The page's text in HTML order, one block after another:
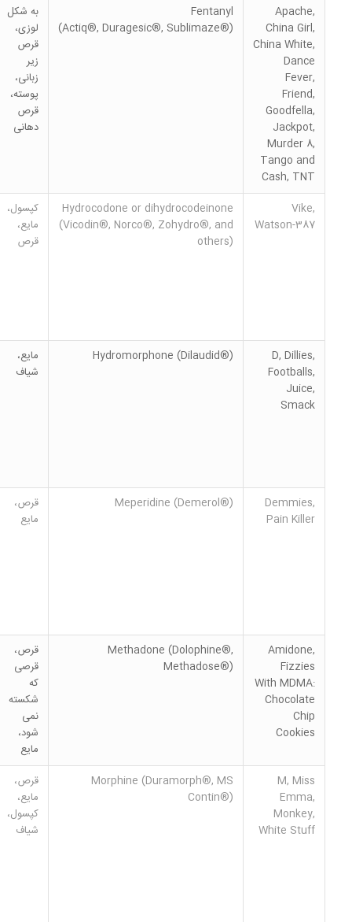
Apache,
China Girl,
China White,
Dance
Fever,
Friend,
Goodfella,
Jackpot,
Murder 8,
Tango and
Cash, TNT
Fentanyl
(Actiq®, Duragesic®, Sublimaze®)
به شکل
لوزی،
قرص
زیر
زبانی،
پوسته،
قرص
دهانی
Vike,
Watson-387
Hydrocodone or dihydrocodeinone
(Vicodin®, Norco®, Zohydro®, and
others)
کپسول،
مایع،
قرص
D, Dillies,
Footballs,
Juice,
Smack
Hydromorphone (Dilaudid®)
مایع،
شیاف
Demmies,
Pain Killer
Meperidine (Demerol®)
قرص،
مایع
Amidone,
Fizzies
With MDMA:
Chocolate
Chip
Cookies
Methadone (Dolophine®,
Methadose®)
قرص،
قرصی
که
شکسته
نمی
شود،
مایع
M, Miss
Emma,
Monkey,
White Stuff
Morphine (Duramorph®, MS
Contin®)
قرص،
مایع،
کپسول،
شیاف